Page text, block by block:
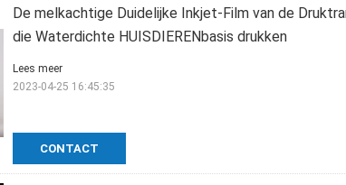
De melkachtige Duidelijke Inkjet-Film van de
die Waterdichte HUISDIERENbasis drukken
CONTACT
Lees meer
2023-04-25 16:45:35